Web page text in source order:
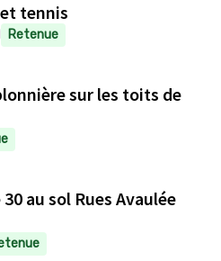
tennis
Retenue
sur les toits de
au sol Rues Avaulée